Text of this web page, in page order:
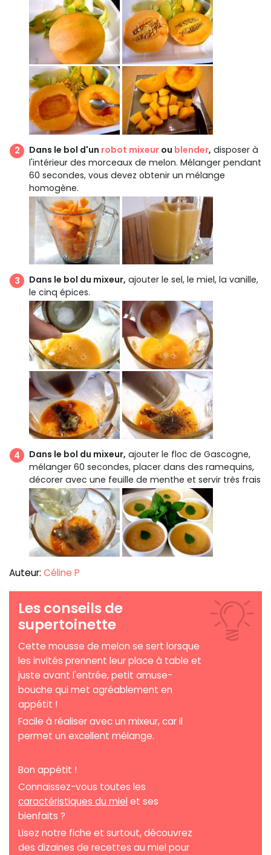
Dans le bol d'un robot mixeur ou blender, disposer à
l'intérieur des morceaux de melon. Mélanger pendant
60 secondes, vous devez obtenir un mélange
homogène.
Dans le bol du mixeur, ajouter le sel, le miel, la vanille,
le cinq épices.
Dans le bol du mixeur, ajouter le floc de Gascogne,
mélanger 60 secondes, placer dans des ramequins,
décorer avec une feuille de menthe et servir très frais
Auteur: Céline P
Les conseils de
supertoinette
Cette mousse de melon se sert lorsque
les invités prennent leur place à table et
juste avant l'entrée, petit amuse-
bouche qui met agréablement en
appétit !
Facile à réaliser avec un mixeur, car il
permet un excellent mélange.
Bon appétit !
Connaissez-vous toutes les
caractéristiques du miel et ses
bienfaits ?
Lisez notre fiche et surtout, découvrez
des dizaines de recettes au miel pour